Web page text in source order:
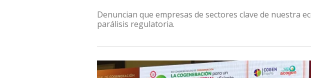
Denuncian que empresas de sectores clave de nuestra
parálisis regulatoria.